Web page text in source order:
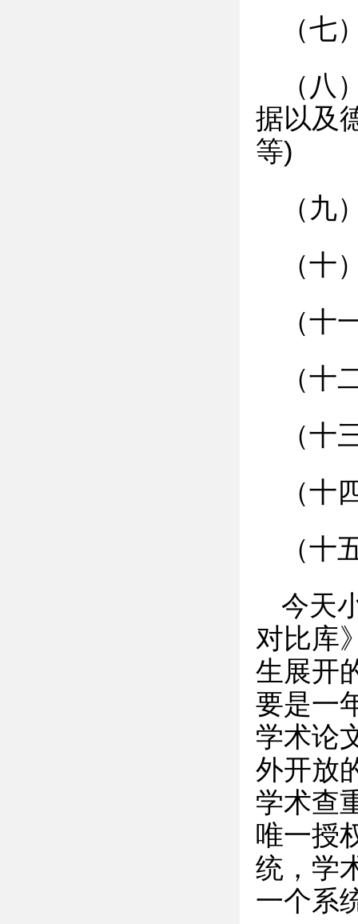
（七
（八
据以及
等)
（九
（十
（十
（十
（十
（十
（十
今天
对比库
生展开
要是一
学术论
外开放
学术查
唯一授
统，学
一个系